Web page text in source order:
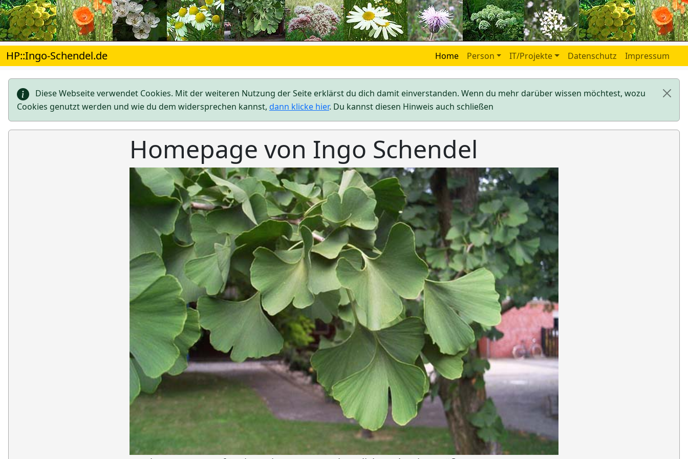
HP::Ingo-Schendel.de Home Person IT/Projekte Datenschutz Impressum
Diese Webseite verwendet Cookies. Mit der weiteren Nutzung der Seite erklärst du dich damit einverstanden. Wenn du mehr darüber wissen möchtest, wozu
Cookies genutzt werden und wie du dem widersprechen kannst, dann klicke hier. Du kannst diesen Hinweis auch schließen
Homepage von Ingo Schendel